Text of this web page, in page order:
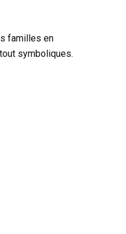
familles en
symboliques.